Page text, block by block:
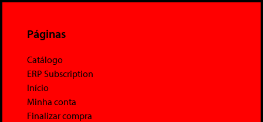
Páginas
Catálogo
ERP Subscription
Início
Minha conta
Finalizar compra